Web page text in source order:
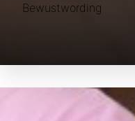
Bewustwording